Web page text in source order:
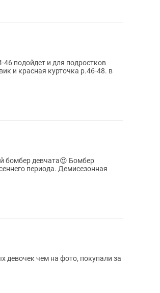
46 подойдет и для подростков
и красная курточка р.46-48. в
девчата😍 Бомбер
периода. Демисезонная
девочек чем на фото, покупали за